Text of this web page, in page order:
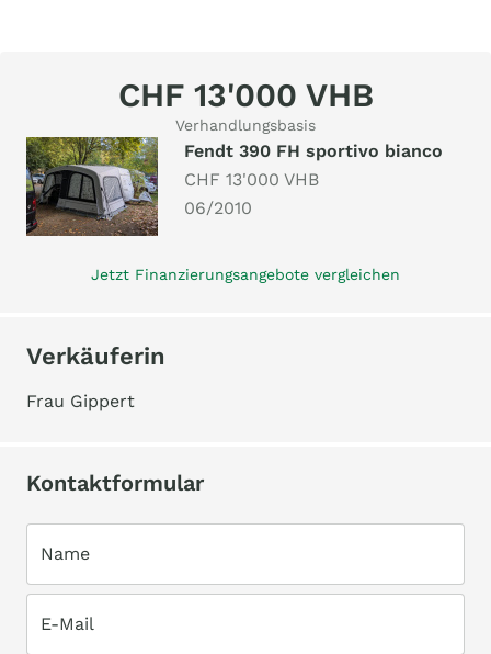
CHF 13'000 VHB
Verhandlungsbasis
Fendt 390 FH sportivo bianco
CHF 13'000 VHB
06/2010
Jetzt Finanzierungsangebote vergleichen
Verkäuferin
Frau Gippert
Kontaktformular
Name
E-Mail